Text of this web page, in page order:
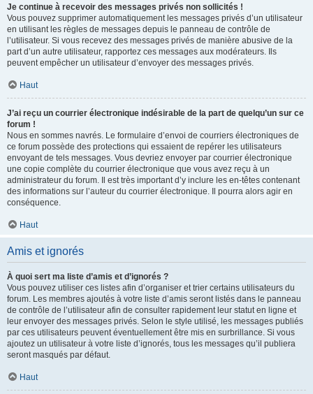
Je continue à recevoir des messages privés non sollicités !
Vous pouvez supprimer automatiquement les messages privés d’un utilisateur
en utilisant les règles de messages depuis le panneau de contrôle de
l’utilisateur. Si vous recevez des messages privés de manière abusive de la
part d’un autre utilisateur, rapportez ces messages aux modérateurs. Ils
peuvent empêcher un utilisateur d’envoyer des messages privés.
Haut
J’ai reçu un courrier électronique indésirable de la part de quelqu’un sur ce
forum !
Nous en sommes navrés. Le formulaire d’envoi de courriers électroniques de
ce forum possède des protections qui essaient de repérer les utilisateurs
envoyant de tels messages. Vous devriez envoyer par courrier électronique
une copie complète du courrier électronique que vous avez reçu à un
administrateur du forum. Il est très important d’y inclure les en-têtes contenant
des informations sur l’auteur du courrier électronique. Il pourra alors agir en
conséquence.
Haut
Amis et ignorés
À quoi sert ma liste d’amis et d’ignorés ?
Vous pouvez utiliser ces listes afin d’organiser et trier certains utilisateurs du
forum. Les membres ajoutés à votre liste d’amis seront listés dans le panneau
de contrôle de l’utilisateur afin de consulter rapidement leur statut en ligne et
leur envoyer des messages privés. Selon le style utilisé, les messages publiés
par ces utilisateurs peuvent éventuellement être mis en surbrillance. Si vous
ajoutez un utilisateur à votre liste d’ignorés, tous les messages qu’il publiera
seront masqués par défaut.
Haut